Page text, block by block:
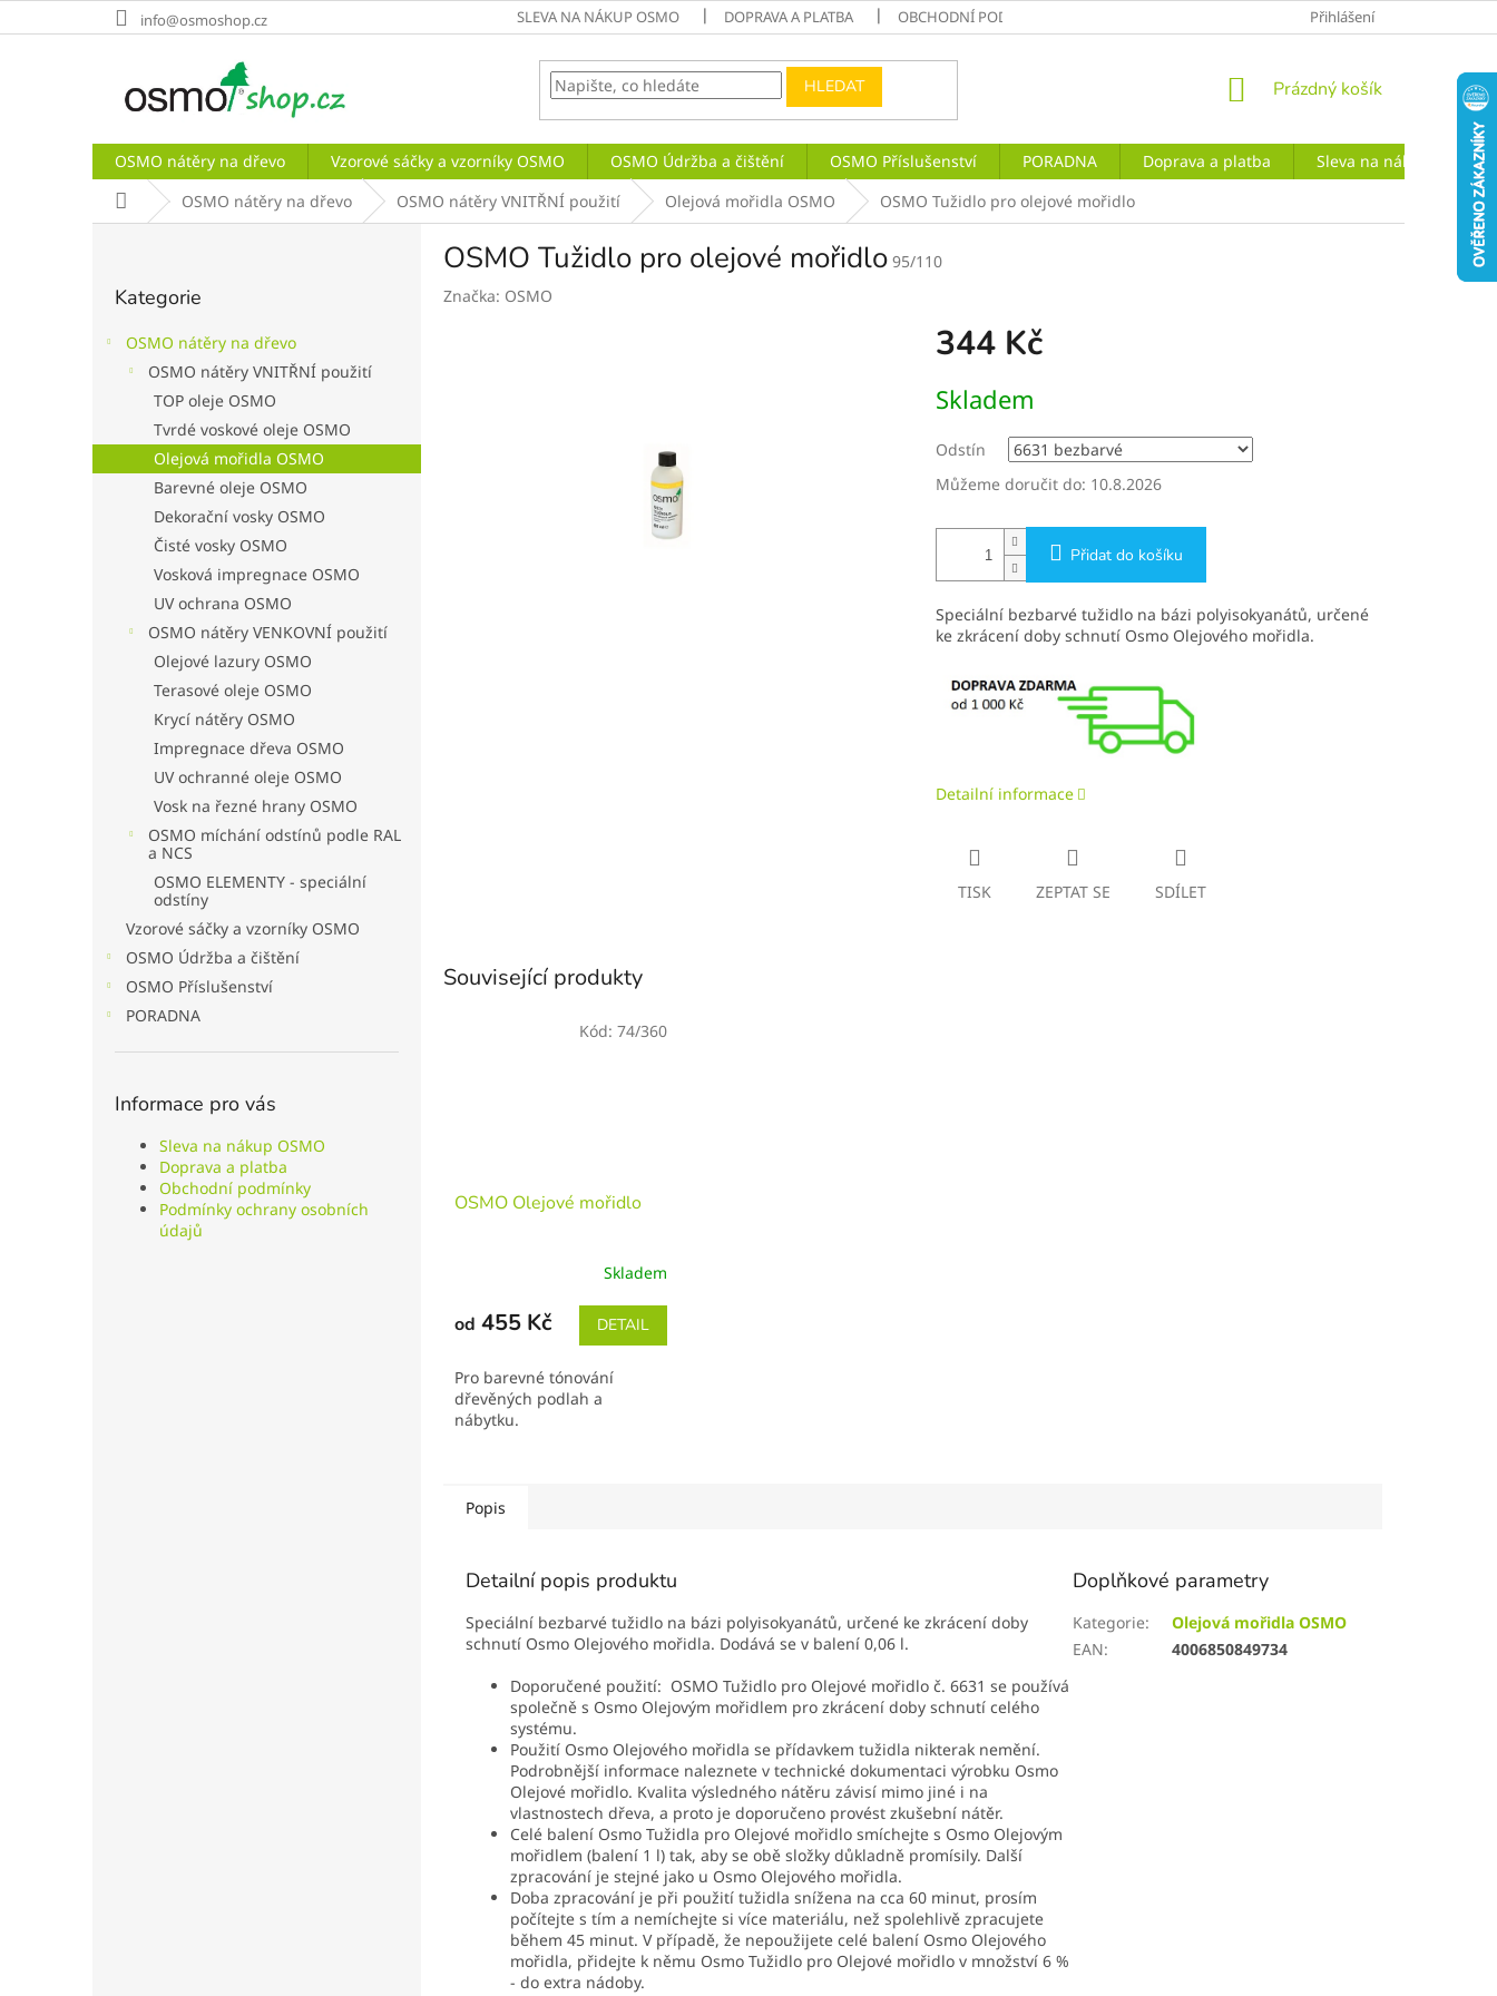
na
info@osmoshop.cz SLEVA NA NÁKUP OSMO DOPRAVA A PLATBA OBCHODNÍ PODMÍNKY PODMÍNKY OCHRANY OSOBNÍCH ÚDAJŮ
Přihlášení
HLEDAT
NÁKUPNÍ
Prázdný košík
OSMO nátěry na dřevo Vzorové sáčky a vzorníky OSMO OSMO Údržba a čištění OSMO Příslušenství PORADNA Doprava a platba
Sleva na nákup OSMO
Domů OSMO nátěry na dřevo OSMO nátěry VNITŘNÍ použití Olejová mořidla OSMO OSMO Tužidlo pro olejové mořidlo
a
kategorie
Kategorie
OSMO nátěry na dřevo
OSMO nátěry VNITŘNÍ použití
TOP oleje OSMO
Tvrdé voskové oleje OSMO
Olejová mořidla OSMO
Barevné oleje OSMO
Dekorační vosky OSMO
Čisté vosky OSMO
Vosková impregnace OSMO
UV ochrana OSMO
OSMO nátěry VENKOVNÍ použití
Olejové lazury OSMO
Terasové oleje OSMO
Krycí nátěry OSMO
Impregnace dřeva OSMO
UV ochranné oleje OSMO
Vosk na řezné hrany OSMO
OSMO míchání odstínů podle RAL
a NCS
OSMO ELEMENTY - speciální
odstíny
Vzorové sáčky a vzorníky OSMO
OSMO Údržba a čištění
OSMO Příslušenství
PORADNA
Informace pro vás
Sleva na nákup OSMO
Doprava a platba
Obchodní podmínky
Podmínky ochrany osobních
údajů
OSMO Tužidlo pro olejové mořidlo 95/110
Značka: OSMO
344 Kč
cena:
Skladem
Odstín
Můžeme doručit do: 10.8.2026
Přidat do košíku
Speciální bezbarvé tužidlo na bázi polyisokyanátů, určené
ke zkrácení doby schnutí Osmo Olejového mořidla.
Detailní informace
TISK ZEPTAT SE SDÍLET
Související produkty
OSMO Olejové mořidlo
Skladem
od 455 Kč DETAIL
Pro barevné tónování
dřevěných podlah a
nábytku.
Kód: 74/360
Popis
Detailní popis produktu
Speciální bezbarvé tužidlo na bázi polyisokyanátů, určené ke zkrácení doby
schnutí Osmo Olejového mořidla. Dodává se v balení 0,06 l.
Doporučené použití: OSMO Tužidlo pro Olejové mořidlo č. 6631 se používá
společně s Osmo Olejovým mořidlem pro zkrácení doby schnutí celého
systému.
Použití Osmo Olejového mořidla se přídavkem tužidla nikterak nemění.
Podrobnější informace naleznete v technické dokumentaci výrobku Osmo
Olejové mořidlo. Kvalita výsledného nátěru závisí mimo jiné i na
vlastnostech dřeva, a proto je doporučeno provést zkušební nátěr.
Celé balení Osmo Tužidla pro Olejové mořidlo smíchejte s Osmo Olejovým
mořidlem (balení 1 l) tak, aby se obě složky důkladně promísily. Další
zpracování je stejné jako u Osmo Olejového mořidla.
Doba zpracování je při použití tužidla snížena na cca 60 minut, prosím
počítejte s tím a nemíchejte si více materiálu, než spolehlivě zpracujete
během 45 minut. V případě, že nepoužijete celé balení Osmo Olejového
mořidla, přidejte k němu Osmo Tužidlo pro Olejové mořidlo v množství 6 %
- do extra nádoby.
Doplňkové parametry
Kategorie:
Olejová mořidla OSMO
EAN: 4006850849734